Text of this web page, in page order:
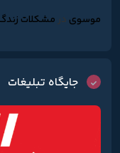
موسوی درمشکلات
جایگاه تبلیغات